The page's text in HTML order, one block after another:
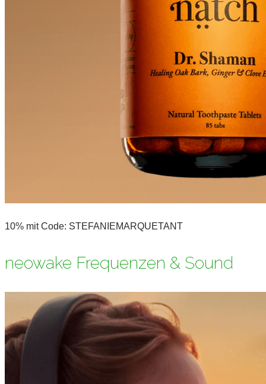
10% mit Code: STEFANIEMARQUETANT
neowake Frequenzen & Sound